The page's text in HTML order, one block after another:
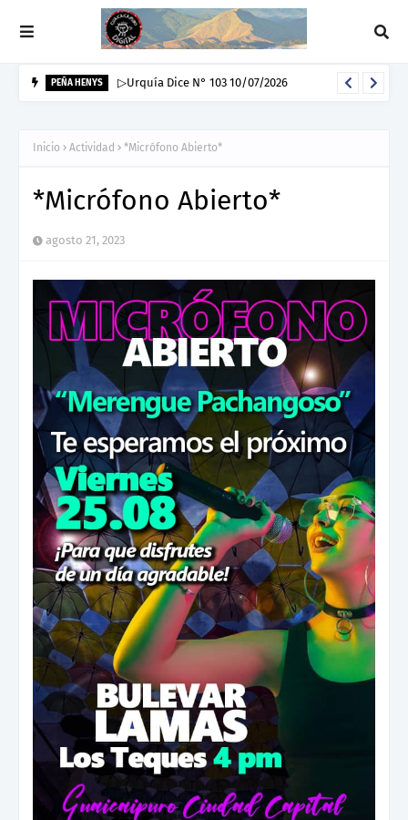
PEÑA HENYS ▷Urquía Dice N° 103 10/07/2026
Inicio Actividad *Micrófono Abierto*
*Micrófono Abierto*
agosto 21, 2023